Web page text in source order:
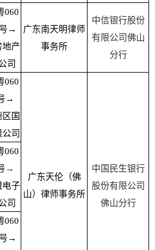
060
→
地产
司
广东南天明律师
事务所
中信银行股份
有限公司佛山
分行
060
→
国
司
广东天伦（佛
山）律师事务所
中国民生银行
股份有限公司
佛山分行
060
→
电子
司
060
→